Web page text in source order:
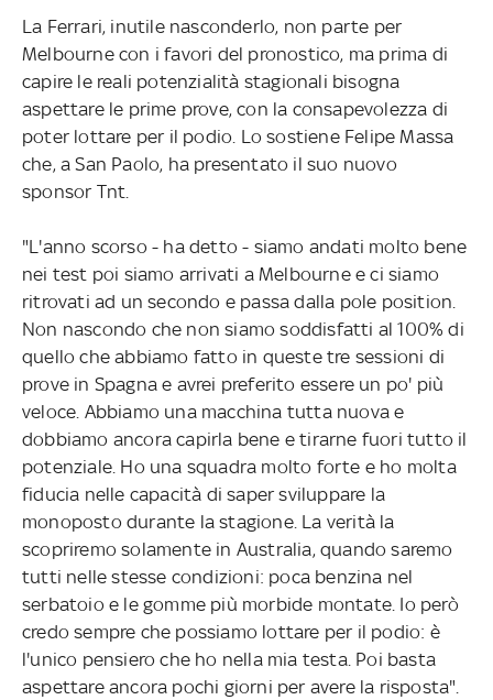
La Ferrari, inutile nasconderlo, non parte per
Melbourne con i favori del pronostico, ma prima di
capire le reali potenzialità stagionali bisogna
aspettare le prime prove, con la consapevolezza di
poter lottare per il podio. Lo sostiene Felipe Massa
che, a San Paolo, ha presentato il suo nuovo
sponsor Tnt.
"L'anno scorso - ha detto - siamo andati molto bene
nei test poi siamo arrivati a Melbourne e ci siamo
ritrovati ad un secondo e passa dalla pole position.
Non nascondo che non siamo soddisfatti al 100% di
quello che abbiamo fatto in queste tre sessioni di
prove in Spagna e avrei preferito essere un po' più
veloce. Abbiamo una macchina tutta nuova e
dobbiamo ancora capirla bene e tirarne fuori tutto il
potenziale. Ho una squadra molto forte e ho molta
fiducia nelle capacità di saper sviluppare la
monoposto durante la stagione. La verità la
scopriremo solamente in Australia, quando saremo
tutti nelle stesse condizioni: poca benzina nel
serbatoio e le gomme più morbide montate. Io però
credo sempre che possiamo lottare per il podio: è
l'unico pensiero che ho nella mia testa. Poi basta
aspettare ancora pochi giorni per avere la risposta".